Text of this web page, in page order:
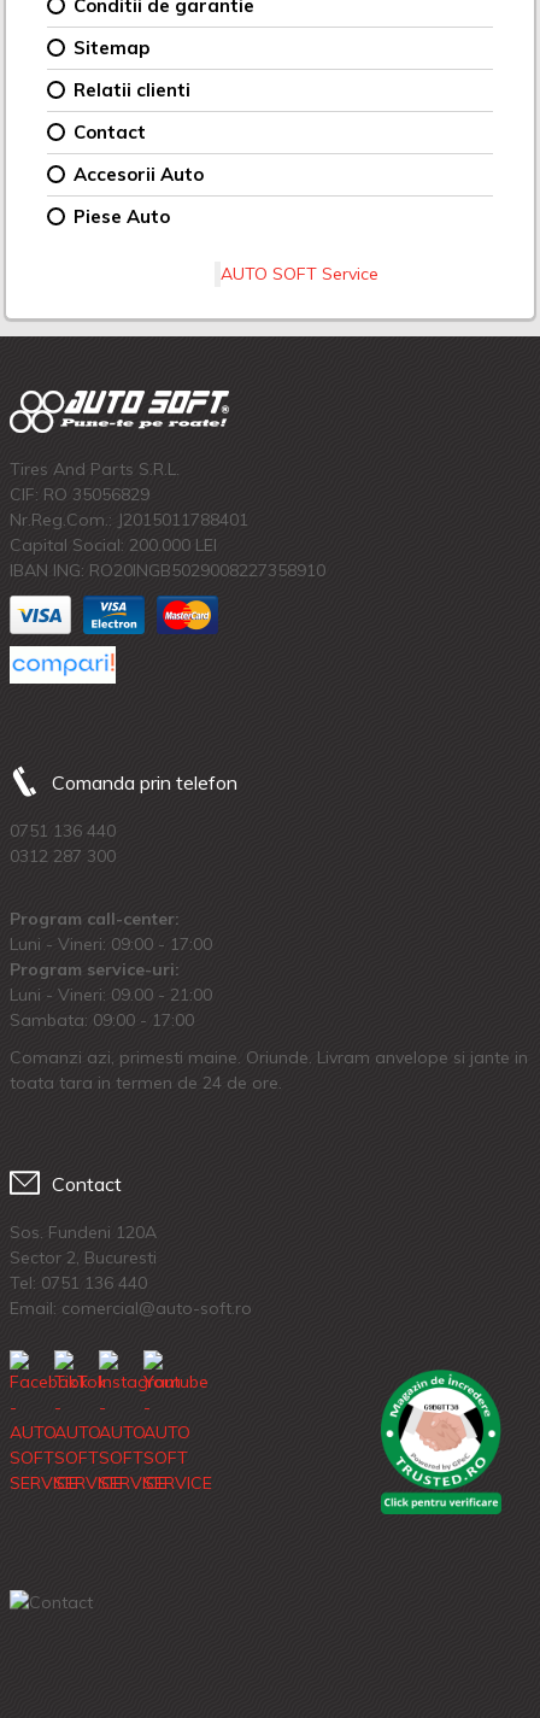
Conditii de garantie
Sitemap
Relatii clienti
Contact
Accesorii Auto
Piese Auto
AUTO SOFT Service
Tires And Parts S.R.L.
CIF: RO 35056829
Nr.Reg.Com.: J2015011788401
Capital Social: 200.000 LEI
IBAN ING: RO20INGB5029008227358910
Comanda prin telefon
0751 136 440
0312 287 300
Program call-center:
Luni - Vineri: 09:00 - 17:00
Program service-uri:
Luni - Vineri: 09.00 - 21:00
Sambata: 09:00 - 17:00
Comanzi azi, primesti maine. Oriunde. Livram anvelope si jante in
toata tara in termen de 24 de ore.
Contact
Sos. Fundeni 120A
Sector 2, Bucuresti
Tel: 0751 136 440
Email: comercial@auto-soft.ro